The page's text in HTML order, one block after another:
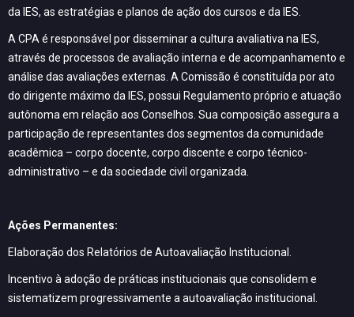
da IES, as estratégias e planos de ação dos cursos e da IES.
A CPA é responsável por disseminar a cultura avaliativa na IES,
através de processos de avaliação interna e de acompanhamento e
análise das avaliações externas. A Comissão é constituída por ato
do dirigente máximo da IES, possui Regulamento próprio e atuação
autônoma em relação aos Conselhos. Sua composição assegura a
participação de representantes dos segmentos da comunidade
acadêmica – corpo docente, corpo discente e corpo técnico-
administrativo – e da sociedade civil organizada.
Ações Permanentes:
Elaboração dos Relatórios de Autoavaliação Institucional.
Incentivo à adoção de práticas institucionais que consolidem e
sistematizem progressivamente a autoavaliação institucional.